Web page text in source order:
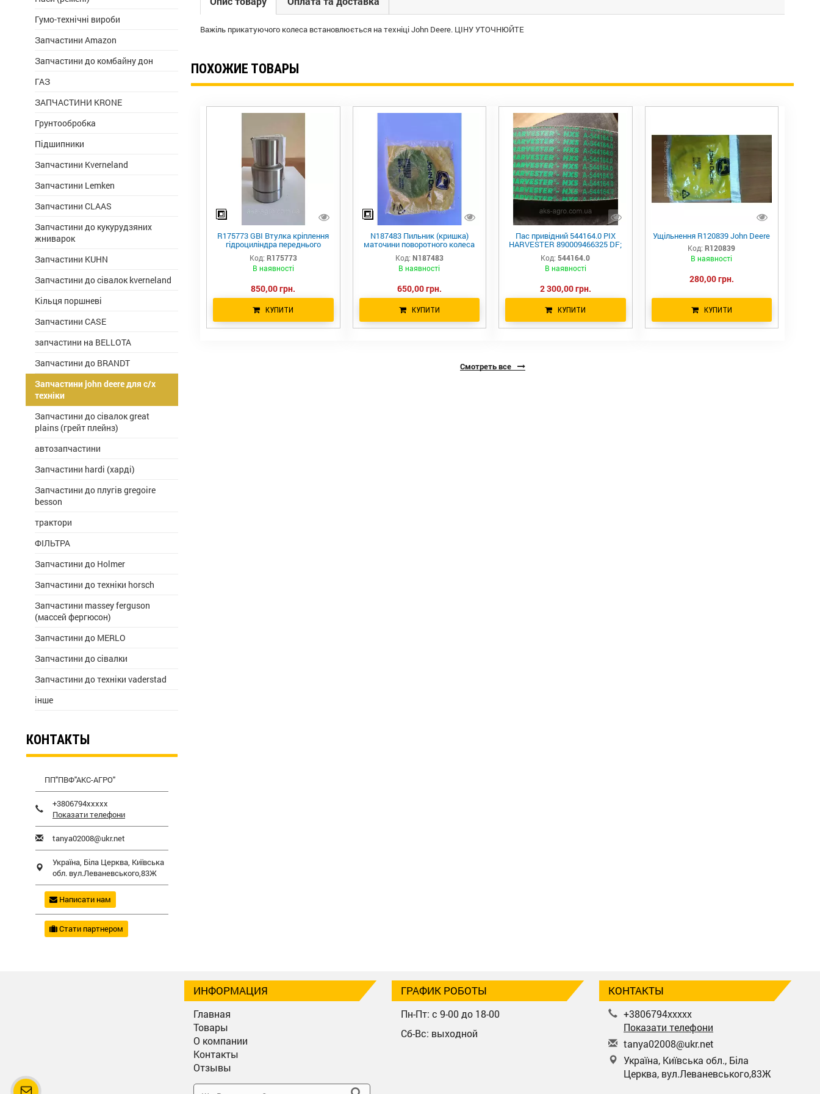
Важіль прикатуючого колеса встановлюється на техніці John Deere. ЦІНУ УТОЧНЮЙТЕ
ПОХОЖИЕ ТОВАРЫ
R175773 GBI Втулка кріплення
гідроциліндра переднього
важеля підвіски R537928 JD
Код: R175773
В наявності
850,00 грн.
КУПИТИ
N187483 Пильник (кришка)
маточини поворотного колеса
john Deere
Код: N187483
В наявності
650,00 грн.
КУПИТИ
Пас привідний 544164.0 PIX
HARVESTER 890009466325 DF;
06215261 DF; 089-000946-6.325
DF; H110375 JD;
Код: 544164.0
В наявності
2 300,00 грн.
КУПИТИ
Ущільнення R120839 John Deere
Код: R120839
В наявності
280,00 грн.
КУПИТИ
Смотреть все
Гумо-технічні вироби
Запчастини Amazon
Запчастини до комбайну дон
ГАЗ
ЗАПЧАСТИНИ KRONE
Грунтообробка
Підшипники
Запчастини Kverneland
Запчастини Lemken
Запчастини CLAAS
Запчастини до кукурудзяних
жниварок
Запчастини KUHN
Запчастини до сівалок kverneland
Кільця поршневі
Запчастини CASE
запчастини на BELLOTA
Запчастини до BRANDT
Запчастини john deere для с/х
техніки
Запчастини до сівалок great
plains (грейт плейнз)
автозапчастини
Запчастини hardi (харді)
Запчастини до плугів gregoire
besson
трактори
ФІЛЬТРА
Запчастини до Holmer
Запчастини до техніки horsch
Запчастини massey ferguson
(массей фергюсон)
Запчастини до MERLO
Запчастини до сівалки
Запчастини до техніки vaderstad
інше
КОНТАКТЫ
ПП"ПВФ"АКС-АГРО"
+3806794xxxxx
Показати телефони
tanya02008@ukr.net
Україна, Біла Церква, Київська
обл. вул.Леваневського,83Ж
Написати нам
Стати партнером
ИНФОРМАЦИЯ
Главная
Товары
О компании
Контакты
Отзывы
ГРАФИК РОБОТЫ
Пн-Пт: с 9-00 до 18-00
Сб-Вс: выходной
КОНТАКТЫ
+3806794xxxxx
Показати телефони
tanya02008@ukr.net
Україна, Київська обл., Біла
Церква, вул.Леваневського,83Ж